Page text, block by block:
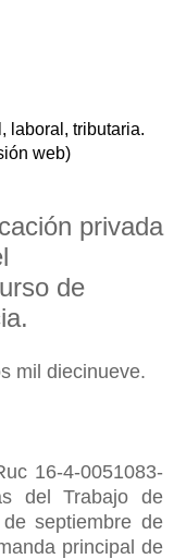
laboral, tributaria.
web)
privada
de
mil diecinueve.
16-4-0051083-
del Trabajo de
septiembre de
principal de